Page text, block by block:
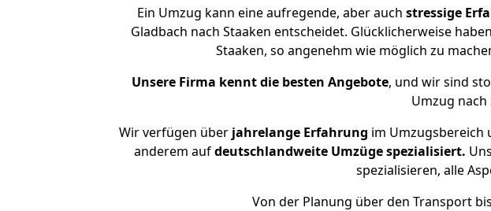
Ein Umzug kann eine aufregende, aber auch stressige
Gladbach nach Staaken entscheidet. Glücklicherweise
Staaken, so angenehm wie möglich zu
Unsere Firma kennt die besten Angebote, und wir sind
Umzug
Wir verfügen über jahrelange Erfahrung im Umzugsbereich
anderem aufdeutschlandweite Umzüge spezialisiert.
spezialisieren, alle
Von der Planung über den Transport